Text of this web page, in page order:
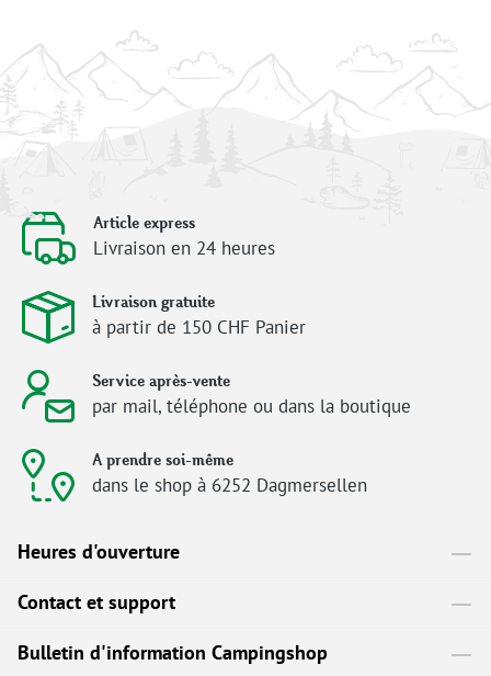
Article express
Livraison en 24 heures
Livraison gratuite
à partir de 150 CHF Panier
Service après-vente
par mail, téléphone ou dans la boutique
A prendre soi-même
dans le shop à 6252 Dagmersellen
Heures d'ouverture
Contact et support
Bulletin d'information Campingshop